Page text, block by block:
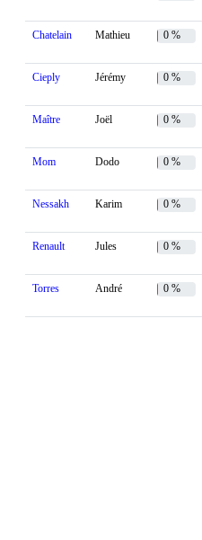
Chatelain Mathieu 0 %
Cieply Jérémy 0 %
Maître Joël 0 %
Mom Dodo 0 %
Nessakh Karim 0 %
Renault Jules 0 %
Torres André 0 %